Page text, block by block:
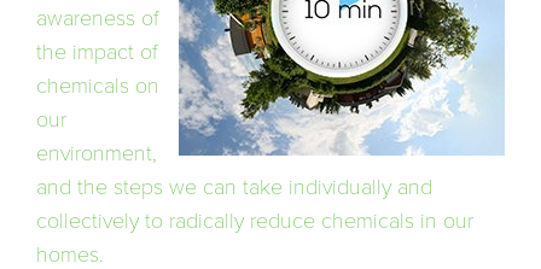
awareness of
the impact of
chemicals on
our
environment,
and the steps we can take individually and
collectively to radically reduce chemicals in our
homes.